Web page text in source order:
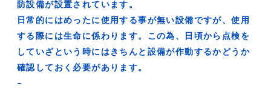
防設備が設置されています。
日常的にはめったに使用する事が無い設備ですが、使用
する際には生命に係わります。この為、日頃から点検を
していざという時にはきちんと設備が作動するかどうか
確認しておく必要があります。
–